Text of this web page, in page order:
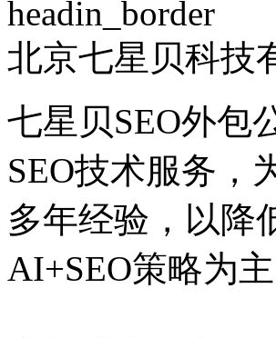
北京七星贝科技
七星贝SEO外包
SEO技术服务，
多年经验，以降
AI+SEO策略为